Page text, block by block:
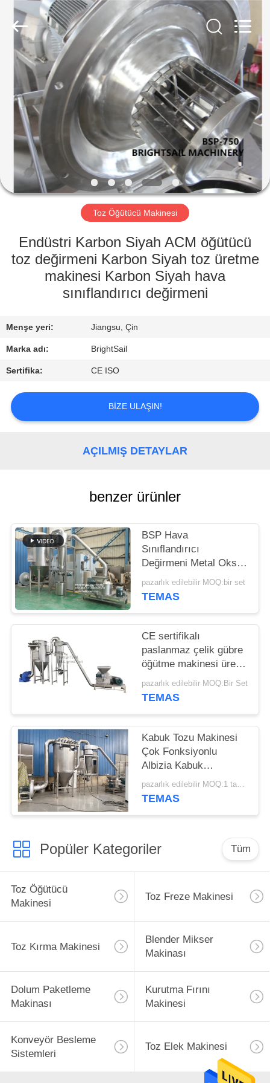
EV
ÜRÜN:%
VİDEOLAR
HAKKIMIZDA
FABRIKA
TURU
BIZIMLE
ILETIŞIME
GEÇIN
HABERLER
HARITASI
PRIVACY
POLICY
Brightsail
Machinery
Co.,Ltd..
Reserved.
Toz Öğütücü Makinesi
Endüstri Karbon Siyah ACM öğütücü
toz değirmeni Karbon Siyah toz üretme
makinesi Karbon Siyah hava
sınıflandırıcı değirmeni
Menşe yeri: Jiangsu, Çin
Marka adı: BrightSail
Sertifika: CE ISO
BIZE ULAŞIN!
AÇILMIŞ DETAYLAR
benzer ürünler
BSP Hava
Sınıflandırıcı
Değirmeni Metal Oksit
Hava Sınıflandırıcısı
Metal Oksit ACM
pazarlık edilebilir MOQ:bir set
TEMAS
CE sertifikalı
paslanmaz çelik gübre
öğütme makinesi üre
iğne değirmeni
pazarlık edilebilir MOQ:Bir Set
TEMAS
Kabuk Tozu Makinesi
Çok Fonksiyonlu
Albizia Kabuk
Pulverizer Mill
pazarlık edilebilir MOQ:1 takım
TEMAS
Popüler Kategoriler Tüm
Toz Öğütücü
Makinesi
Toz Freze Makinesi
Toz Kırma Makinesi
Blender Mikser
Makinası
Dolum Paketleme
Makinası
Kurutma Fırını
Makinesi
Konveyör Besleme
Sistemleri
Toz Elek Makinesi